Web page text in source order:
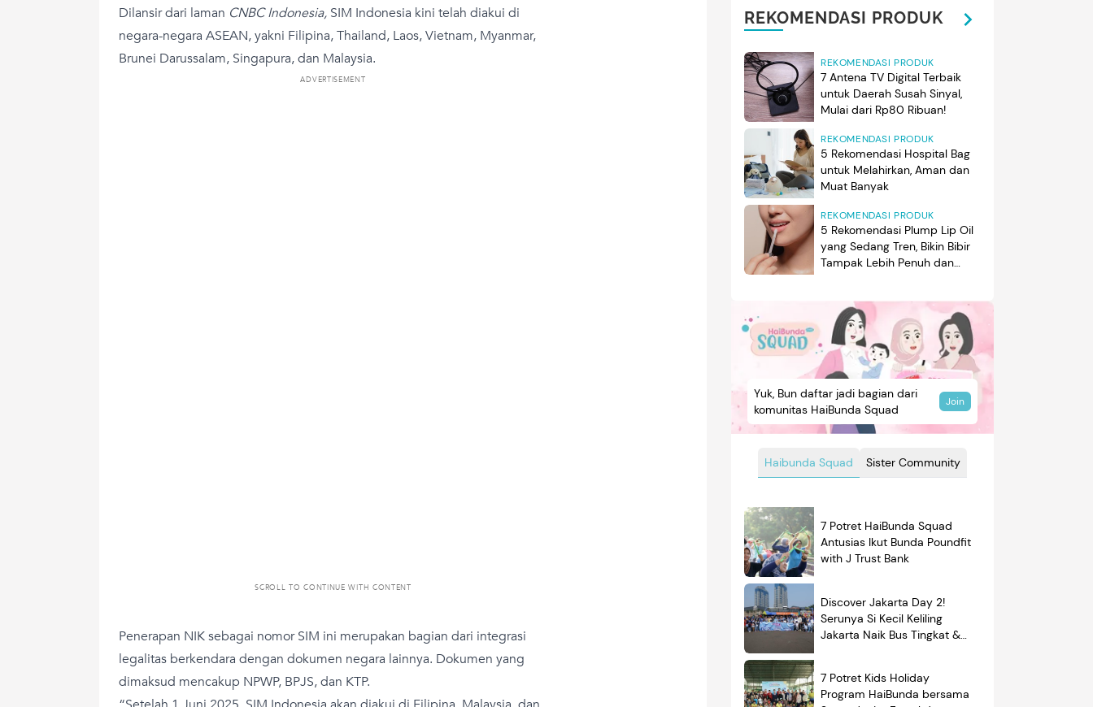
Dilansir dari laman CNBC Indonesia, SIM Indonesia kini telah diakui di
negara-negara ASEAN, yakni Filipina, Thailand, Laos, Vietnam, Myanmar,
Brunei Darussalam, Singapura, dan Malaysia.
ADVERTISEMENT
SCROLL TO CONTINUE WITH CONTENT
Penerapan NIK sebagai nomor SIM ini merupakan bagian dari integrasi
legalitas berkendara dengan dokumen negara lainnya. Dokumen yang
dimaksud mencakup NPWP, BPJS, dan KTP.
REKOMENDASI PRODUK
REKOMENDASI PRODUK
7 Antena TV Digital Terbaik
untuk Daerah Susah Sinyal,
Mulai dari Rp80 Ribuan!
REKOMENDASI PRODUK
5 Rekomendasi Hospital Bag
untuk Melahirkan, Aman dan
Muat Banyak
REKOMENDASI PRODUK
5 Rekomendasi Plump Lip Oil
yang Sedang Tren, Bikin Bibir
Tampak Lebih Penuh dan
Haibunda Squad Sister Community
Yuk, Bun daftar jadi bagian dari
komunitas HaiBunda Squad
Join
7 Potret HaiBunda Squad
Antusias Ikut Bunda Poundfit
with J Trust Bank
Discover Jakarta Day 2!
Serunya Si Kecil Keliling
Jakarta Naik Bus Tingkat &
7 Potret Kids Holiday
Program HaiBunda bersama